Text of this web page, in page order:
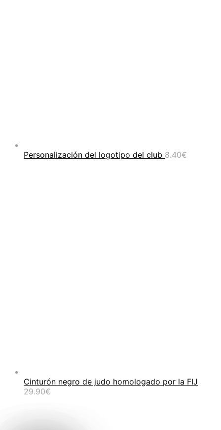
Personalización del logotipo del club 8.40€
Cinturón negro de judo homologado por la FIJ
29.90€